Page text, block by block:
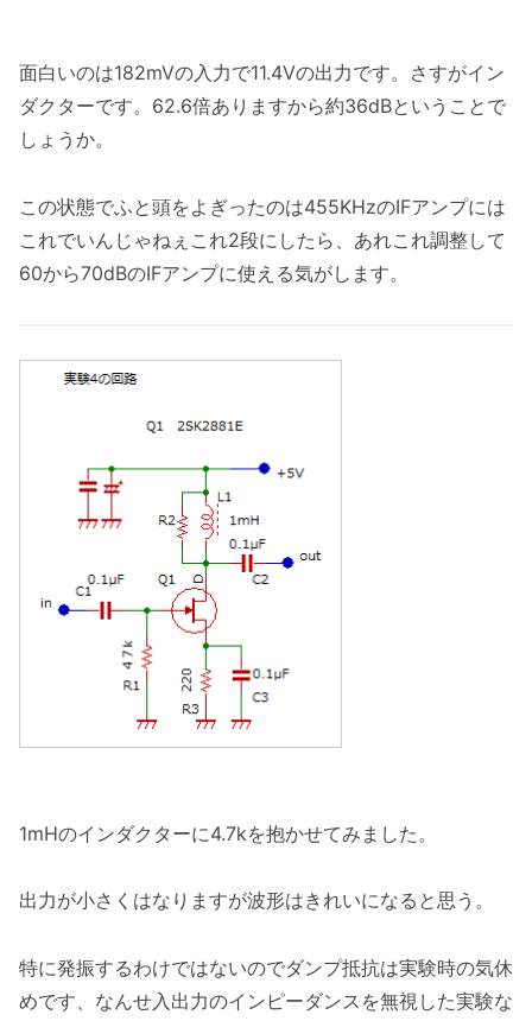
面白いのは182mVの入力で11.4Vの出力です。さすがイン
ダクターです。62.6倍ありますから約36dBということで
しょうか。
この状態でふと頭をよぎったのは455KHzのIFアンプには
これでいんじゃねぇこれ2段にしたら、あれこれ調整して
60から70dBのIFアンプに使える気がします。
1mHのインダクターに4.7kを抱かせてみました。
出力が小さくはなりますが波形はきれいになると思う。
特に発振するわけではないのでダンプ抵抗は実験時の気休
めです、なんせ入出力のインピーダンスを無視した実験な